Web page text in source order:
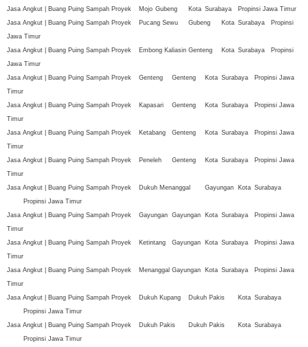
Jasa Angkut | Buang Puing Sampah Proyek
Mojo Gubeng Kota Surabaya
Propinsi Jawa Timur
Jasa Angkut | Buang Puing Sampah Proyek
Pucang Sewu Gubeng Kota Surabaya
Propinsi
Jawa Timur
Jasa Angkut | Buang Puing Sampah Proyek
Embong Kaliasin Genteng Kota Surabaya
Propinsi
Jawa Timur
Jasa Angkut | Buang Puing Sampah Proyek
Genteng Genteng Kota Surabaya
Propinsi Jawa
Timur
Jasa Angkut | Buang Puing Sampah Proyek
Kapasari Genteng Kota Surabaya
Propinsi Jawa
Timur
Jasa Angkut | Buang Puing Sampah Proyek
Ketabang Genteng Kota Surabaya
Propinsi Jawa
Timur
Jasa Angkut | Buang Puing Sampah Proyek
Peneleh Genteng Kota Surabaya
Propinsi Jawa
Timur
Jasa Angkut | Buang Puing Sampah Proyek
Dukuh Menanggal Gayungan Kota Surabaya
Propinsi Jawa Timur
Jasa Angkut | Buang Puing Sampah Proyek
Gayungan Gayungan Kota Surabaya
Propinsi Jawa
Timur
Jasa Angkut | Buang Puing Sampah Proyek
Ketintang Gayungan Kota Surabaya
Propinsi Jawa
Timur
Jasa Angkut | Buang Puing Sampah Proyek
Menanggal Gayungan Kota Surabaya
Propinsi Jawa
Timur
Jasa Angkut | Buang Puing Sampah Proyek
Dukuh Kupang Dukuh Pakis Kota Surabaya
Propinsi Jawa Timur
Jasa Angkut | Buang Puing Sampah Proyek
Dukuh Pakis Dukuh Pakis Kota Surabaya
Propinsi Jawa Timur